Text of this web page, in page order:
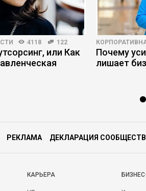
4118 122
или Как
Почему
лишает
РЕКЛАМА ДЕКЛАРАЦИЯ
КАРЬЕРА